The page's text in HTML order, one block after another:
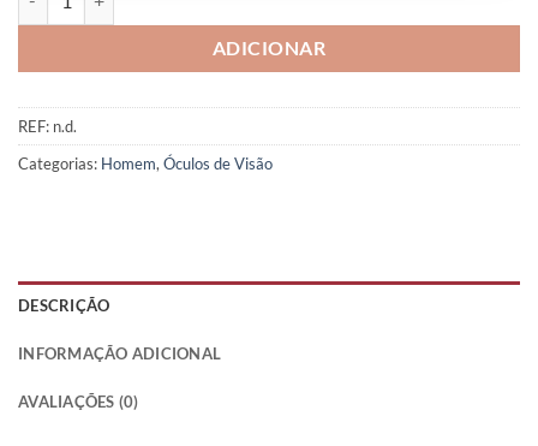
ADICIONAR
REF: n.d.
Categorias: Homem, Óculos de Visão
DESCRIÇÃO
INFORMAÇÃO ADICIONAL
AVALIAÇÕES (0)